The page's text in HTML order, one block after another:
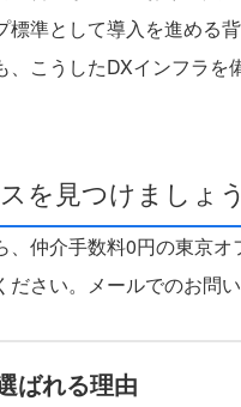
準として導入を進める
、こうしたDXインフラ
を見つけましょ
、仲介手数料0円の東京
さい。 メールでのお問
ばれる理由